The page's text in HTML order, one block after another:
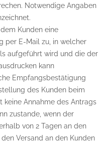
Notwendige Angaben
Kunden eine
per E-Mail zu, in welcher
aufgeführt wird und die der
kann
Empfangsbestätigung
des Kunden beim
Annahme des Antrags
zustande, wenn der
von 2 Tagen an den
Versand an den Kunden